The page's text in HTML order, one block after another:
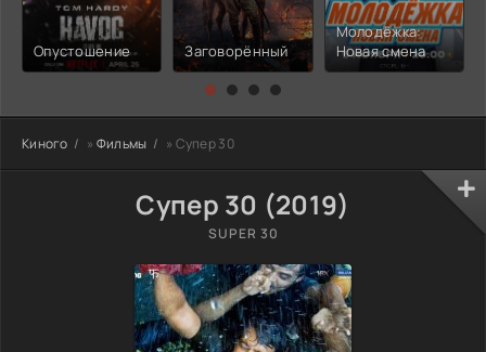
Опустошение Заговорённый
Молодёжка:
Новая смена
Киного » Фильмы » Супер 30
Супер 30 (2019)
SUPER 30